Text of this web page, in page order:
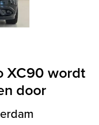
XC90 wordt
door